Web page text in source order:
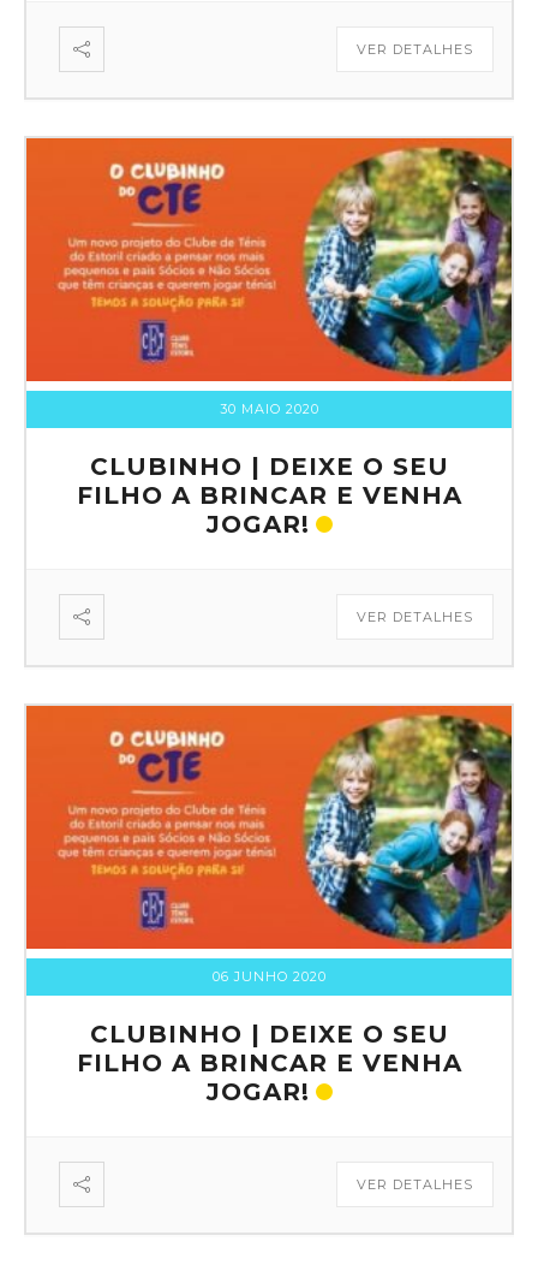
VER DETALHES
30 MAIO 2020
CLUBINHO | DEIXE O SEU
FILHO A BRINCAR E VENHA
JOGAR!
VER DETALHES
06 JUNHO 2020
CLUBINHO | DEIXE O SEU
FILHO A BRINCAR E VENHA
JOGAR!
VER DETALHES